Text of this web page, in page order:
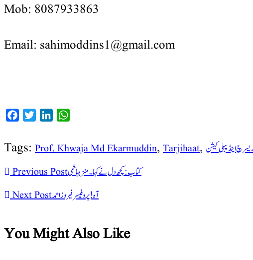
Mob: 8087933863
Email: sahimoddins1@gmail.com
Facebook
Twitter LinkedIn
Tags: Prof. Khwaja Md Ekarmuddin, Tarjihaat, اینڈ پبلی کیشن
Previous Postکتاب : کچھ دل نے کہا۔ منزہ ہاشمی
Next Postآہ!پروفیسر فیروز احمد
You Might Also Like